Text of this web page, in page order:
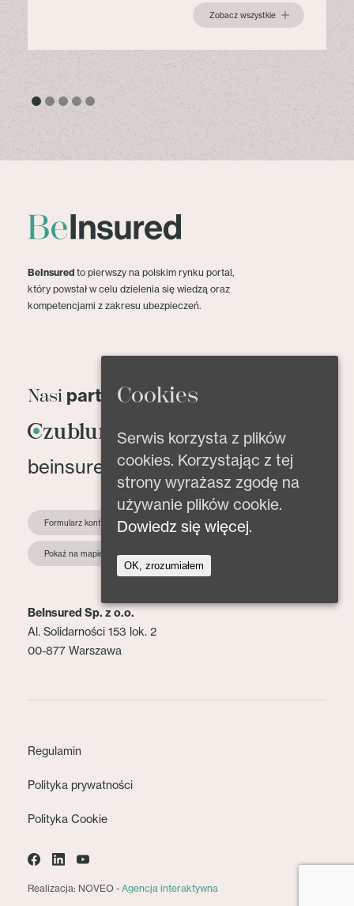
Zobacz wszystkie
BeInsured to pierwszy na polskim rynku portal,
który powstał w celu dzielenia się wiedzą oraz
kompetencjami z zakresu ubezpieczeń.
Nasi partnerzy
beinsured@beinsured.pl
Formularz kontaktowy
Pokaż na mapie
BeInsured Sp. z o.o.
Al. Solidarności 153 lok. 2
00-877 Warszawa
Regulamin
Polityka prywatności
Polityka Cookie
Realizacja: NOVEO - Agencja interaktywna
Cookies
Serwis korzysta z plików
cookies. Korzystając z tej
strony wyrażasz zgodę na
używanie plików cookie.
Dowiedz się więcej.
OK, zrozumiałem